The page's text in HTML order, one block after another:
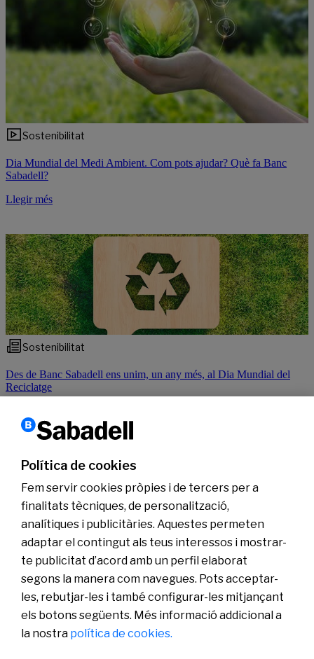
Sostenibilitat
Dia Mundial del Medi Ambient. Com pots ajudar? Què fa Banc
Sabadell?
Llegir més
Sostenibilitat
Des de Banc Sabadell ens unim, un any més, al Dia Mundial del
Reciclatge
Coneix-nos
Sala de Premsa
Actualitat
Pla de Pensions d’Ocupació Banc Sabadell
Política de cookies
Fem servir cookies pròpies i de tercers per a
finalitats tècniques, de personalització,
analítiques i publicitàries. Aquestes permeten
adaptar el contingut als teus interessos i mostrar-
te publicitat d’acord amb un perfil elaborat
segons la manera com navegues. Pots acceptar-
les, rebutjar-les i també configurar-les mitjançant
els botons següents. Més informació addicional a
la nostra política de cookies.